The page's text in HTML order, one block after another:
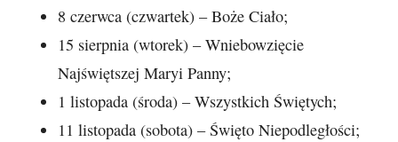
8 czerwca (czwartek) – Boże Ciało;
15 sierpnia (wtorek) – Wniebowzięcie
Najświętszej Maryi Panny;
1 listopada (środa) – Wszystkich Świętych;
11 listopada (sobota) – Święto Niepodległości;